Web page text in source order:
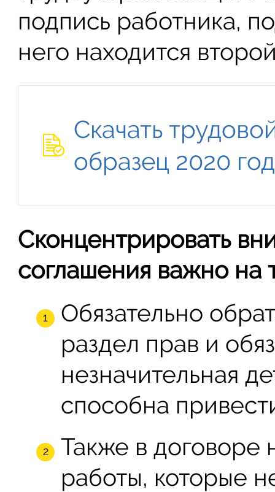
подпись работника,
него находится
Скачать
образец 2020
Сконцентрировать
соглашения важно на
Обязательно
раздел прав и
незначительная
способна
Также в договоре
работы, которые